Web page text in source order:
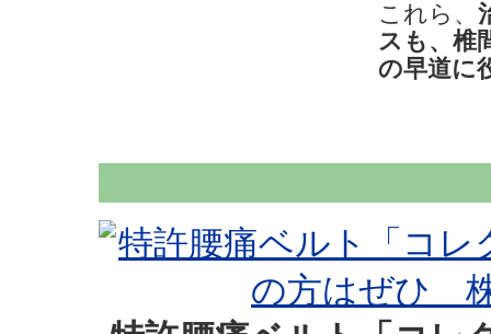
これら、
スも、椎
の早道に